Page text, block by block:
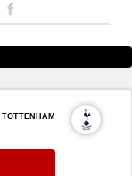
TOTTENHAM